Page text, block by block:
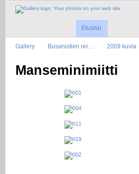
Etusivu
Gallery Busanistien rei… 2009 kuvia
Manseminimiitti